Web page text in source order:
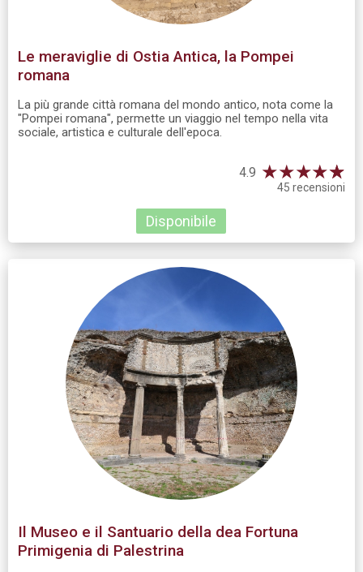
Le meraviglie di Ostia Antica, la Pompei
romana
La più grande città romana del mondo antico, nota come la
"Pompei romana", permette un viaggio nel tempo nella vita
sociale, artistica e culturale dell'epoca.
4.9 ★★★★☆
★
45 recensioni
Disponibile
Il Museo e il Santuario della dea Fortuna
Primigenia di Palestrina